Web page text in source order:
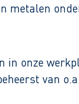
metalen
in onze
van